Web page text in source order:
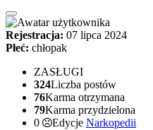
Rejestracja: 07 lipca 2024
Płeć: chłopak
ZASŁUGI
324Liczba postów
76Karma otrzymana
79Karma przydzielona
0
Edycje Narkopedii